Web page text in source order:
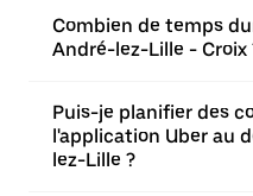
Combien de temps
André-lez-Lille - Croix
Puis-je planifier des
l'application Uber au
lez-Lille ?